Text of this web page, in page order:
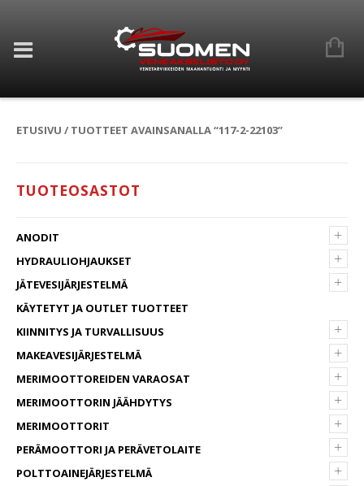
ETUSIVU / TUOTTEET AVAINSANALLA “117-2-22103”
TUOTEOSASTOT
+
ANODIT
+
HYDRAULIOHJAUKSET
+
JÄTEVESIJÄRJESTELMÄ
KÄYTETYT JA OUTLET TUOTTEET
+
KIINNITYS JA TURVALLISUUS
+
MAKEAVESIJÄRJESTELMÄ
+
MERIMOOTTOREIDEN VARAOSAT
+
MERIMOOTTORIN JÄÄHDYTYS
+
MERIMOOTTORIT
+
PERÄMOOTTORI JA PERÄVETOLAITE
+
POLTTOAINEJÄRJESTELMÄ